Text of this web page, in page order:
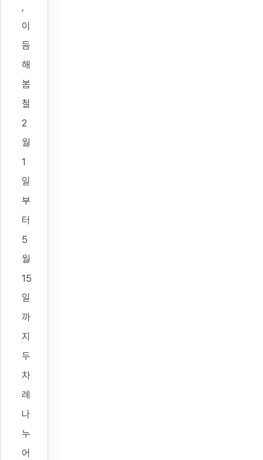
,
이
듬
해
봄
철
2
월
1
일
부
터
5
월
15
일
까
지
두
차
례
나
누
어